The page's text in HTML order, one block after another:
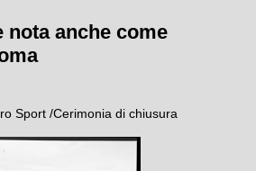
nota anche come
Sport /Cerimonia di chiusura